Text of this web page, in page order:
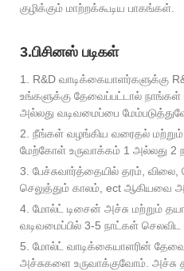
குழிக்கும் மாற்றக்கூடிய பாகங்கள்.
3.பிசினஸ் படிகள்
1. R&D வாடிக்கையாளர்களுக்கு
உங்களுக்கு தேவைப்பட்டால்
அல்லது வடிவமைப்பை
2. நீங்கள் வழங்கிய வரைதல் மற்றும்
மேற்கோள் உருவாக்கம் 1 அல்லது 2
3. பேச்சுவார்த்தையில் தரம்,
செலுத்தும் காலம், ect ஆகியவை
4. மோல்ட் டிசைன் அச்சு மற்றும்
வடிவமைப்பில் 3-5 நாட்கள்
5. மோல்ட் வாடிக்கையாளரின்
அச்சுகளை உருவாக்குவோம். அச்சு